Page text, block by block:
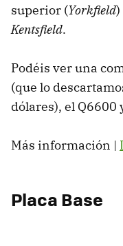
superior (Yorkfield)
Kentsfield.
Podéis ver una
(que lo
dólares), el Q6600
Más información |
Placa Base